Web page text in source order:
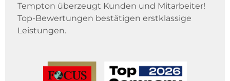
Tempton überzeugt Kunden und Mitarbeiter!
Top-Bewertungen bestätigen erstklassige
Leistungen.